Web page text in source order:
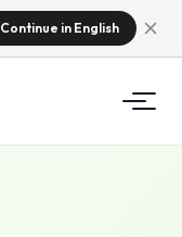
Continue in English